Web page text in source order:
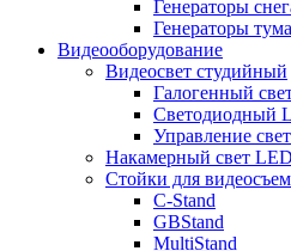
Генераторы
Генераторы
Видеооборудование
Видеосвет студийный
Галогенный
Светодиодный
Управление
Накамерный свет LED
Стойки для
C-Stand
GBStand
MultiStand